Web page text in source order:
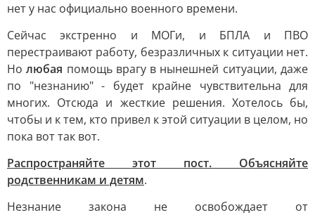
нет у нас официально военного времени.
Сейчас экстренно и МОГи, и БПЛА и ПВО
перестраивают работу, безразличных к ситуации нет.
Нолюбая помощь врагу в нынешней ситуации, даже
по "незнанию" - будет крайне чувствительна для
многих. Отсюда и жесткие решения. Хотелось бы,
чтобы и к тем, кто привел к этой ситуации в целом, но
пока вот так вот.
Распространяйте этот пост. Объясняйте
родственникам и детям.
Незнание закона не освобождает от